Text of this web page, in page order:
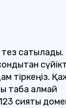
сатылады.
тіркеңіз.
таба алмай
сияқты